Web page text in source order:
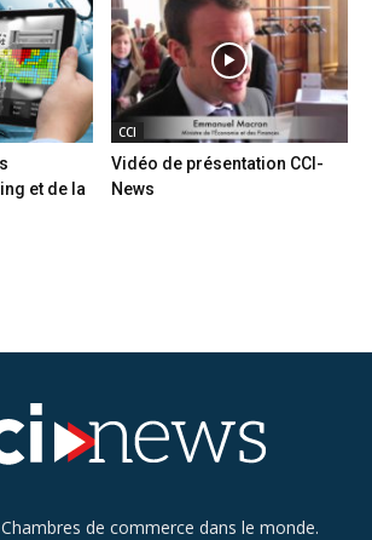
et de la
CCI
Vidéo de présentation CCI-
News
de commerce dans le monde.